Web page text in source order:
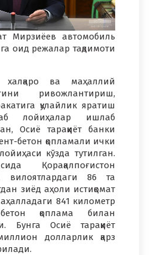
Мирзиёев автомобиль
оид режалар тақдимоти
халқаро ва маҳаллий
ривожлантириш,
қулайлик яратиш
лойиҳалар ишлаб
Осиё тараққиёт банки
бетон қопламали ички
кўзда тутилган.
Қорақалпоғистон
вилоятлардаги 86 та
зиёд аҳоли истиқомат
841 километр
қоплама билан
Бунга Осиё тараққиёт
долларлик қарз